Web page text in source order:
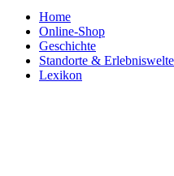
Home
Online-Shop
Geschichte
Standorte &
Lexikon